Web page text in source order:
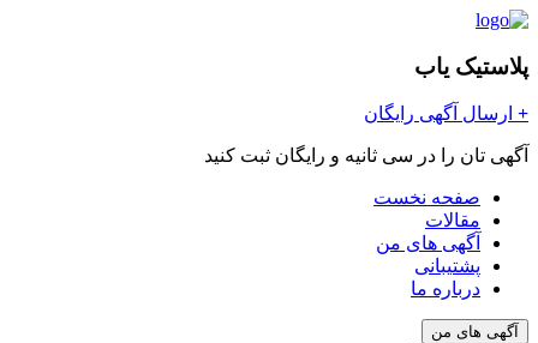
پلاستیک یاب
+ ارسال آگهی رایگان
آگهی تان را در سی ثانیه و رایگان ثبت کنید
صفحه نخست
مقالات
آگهی های من
پشتیبانی
درباره ما
آگهی های من